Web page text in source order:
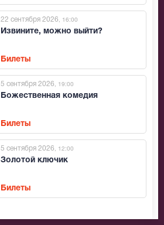
Извините, можно выйти?
22 сентября 2026 , 16:00
Билеты
Божественная комедия
5 сентября 2026 , 19:00
Билеты
Золотой ключик
5 сентября 2026 , 12:00
Билеты